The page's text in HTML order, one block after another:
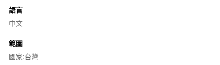
語言
中文
範圍
國家:台灣